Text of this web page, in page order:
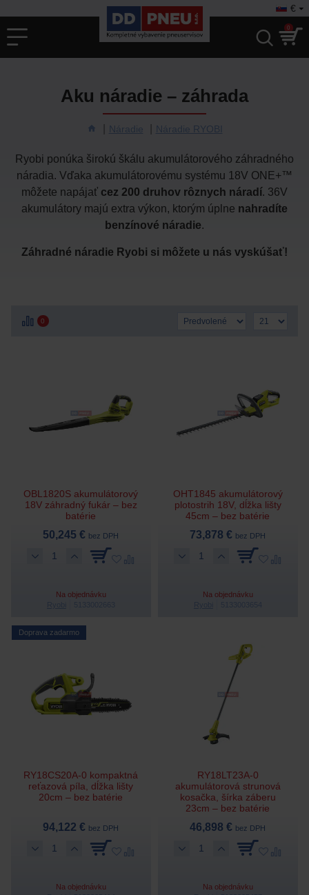
€
0
Náradie Náradie RYOBI
Aku náradie – záhrada
Ryobi ponúka širokú škálu akumulátorového záhradného
náradia. Vďaka akumulátorovému systému 18V ONE+™
môžete napájať cez 200 druhov rôznych náradí. 36V
akumulátory majú extra výkon, ktorým úplne nahradíte
benzínové náradie.
Záhradné náradie Ryobi si môžete u nás vyskúšať!
0
OBL1820S akumulátorový
18V záhradný fukár – bez
batérie
50,245 € bez DPH
Na objednávku
OHT1845 akumulátorový
plotostrih 18V, dĺžka lišty
45cm – bez batérie
73,878 € bez DPH
Na objednávku
Doprava zadarmo
RY18CS20A-0 kompaktná
reťazová píla, dĺžka lišty
20cm – bez batérie
94,122 € bez DPH
Na objednávku
RY18LT23A-0
akumulátorová strunová
kosačka, šírka záberu
23cm – bez batérie
46,898 € bez DPH
Na objednávku